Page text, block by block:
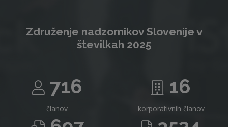
Združenje nadzornikov Slovenije v
številkah 2025
716
članov
16
korporativnih članov